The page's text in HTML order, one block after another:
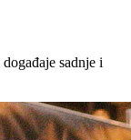
sadnje i